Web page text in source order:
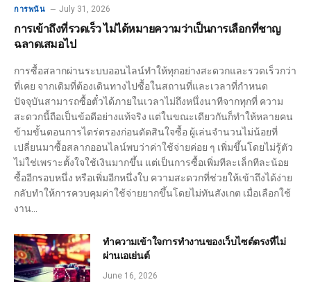
การพนัน July 31, 2026
การเข้าถึงที่รวดเร็ว ไม่ได้หมายความว่าเป็นการเลือกที่ชาญ
ฉลาดเสมอไป
การซื้อสลากผ่านระบบออนไลน์ทำให้ทุกอย่างสะดวกและรวดเร็วกว่า
ที่เคย จากเดิมที่ต้องเดินทางไปซื้อในสถานที่และเวลาที่กำหนด
ปัจจุบันสามารถซื้อตั๋วได้ภายในเวลาไม่ถึงหนึ่งนาทีจากทุกที่ ความ
สะดวกนี้ถือเป็นข้อดีอย่างแท้จริง แต่ในขณะเดียวกันก็ทำให้หลายคน
ข้ามขั้นตอนการไตร่ตรองก่อนตัดสินใจซื้อ ผู้เล่นจำนวนไม่น้อยที่
เปลี่ยนมาซื้อสลากออนไลน์พบว่าค่าใช้จ่ายค่อย ๆ เพิ่มขึ้นโดยไม่รู้ตัว
ไม่ใช่เพราะตั้งใจใช้เงินมากขึ้น แต่เป็นการซื้อเพิ่มทีละเล็กทีละน้อย
ซื้ออีกรอบหนึ่ง หรือเพิ่มอีกหนึ่งใบ ความสะดวกที่ช่วยให้เข้าถึงได้ง่าย
กลับทำให้การควบคุมค่าใช้จ่ายยากขึ้นโดยไม่ทันสังเกต เมื่อเลือกใช้
งาน…
ทำความเข้าใจการทำงานของเว็บไซต์ตรงที่ไม่
ผ่านเอเย่นต์
June 16, 2026